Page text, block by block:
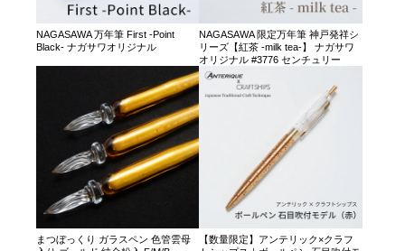
NAGASAWA 万年筆 First -Point
Black- ナガサワオリジナル
NAGASAWA 限定万年筆 神戸発祥シ
リーズ【紅茶 -milk tea-】 ナガサワ
オリジナル #3776 センチュリー
まつぼっくり ガラスペン 色管雲母
【数量限定】アンテリック×クラフ